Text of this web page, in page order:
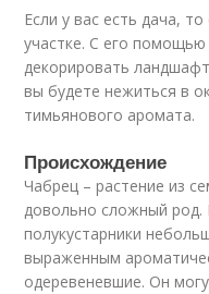
Если у вас есть дача,
участке. С его
декорировать
вы будете нежиться в
тимьянового аромата.
Происхождение
Чабрец – растение из
довольно сложный род.
полукустарники
выраженным
одеревеневшие. Он